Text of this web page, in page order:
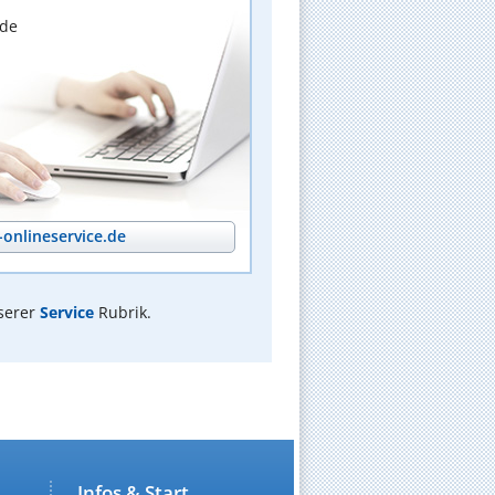
ServiceRubrik.